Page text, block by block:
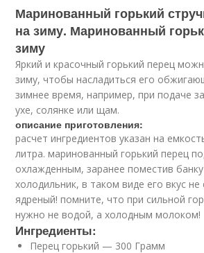
Маринованный горький
на зиму. Маринованный
зиму
Яркий и красочный горький перец
зиму, чтобы насладиться его
зимнее время, например, при подаче
ухе, солянке или щам.
описание приготовления:
расчет ингредиентов указан на
литра. маринованный горький перец
охлажденным, заранее поместив
холодильник, в таком виде его вкус не
ядреный! помните, что при сильной
нужно не водой, а холодным молоком!
Ингредиенты:
Перец горький — 300 Грамм